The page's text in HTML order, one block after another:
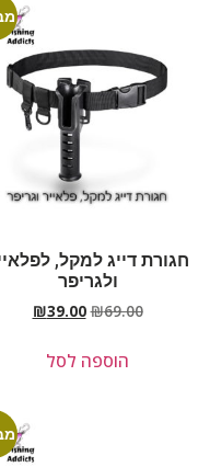
חגורת דייג למקל,
ולגריפר
₪69.00
₪39.00
הוספה לסל